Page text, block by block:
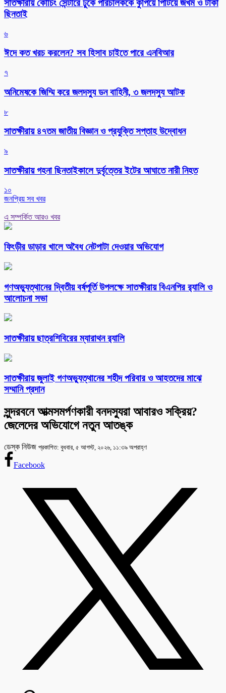
সাতক্ষীরায় কোচিং সেন্টারে ঢুকে পরিচালককে কুপিয়ে পিটিয়ে জখম ও টাকা
ছিনতাই
৬
ঈদে কত খরচ করলেন? সব হিসাব চাইতে পারে এনবিআর
৭
অনিমেষকে জিম্মি করে জলদস্যু ডন বাহিনী, ৩ জলদস্যু আটক
৮
সাতক্ষীরায় ৪৭তম জাতীয় বিজ্ঞান ও প্রযুক্তি সপ্তাহ উদ্বোধন
৯
সাতক্ষীরায় গহনা ছিনতাইকালে দুর্বৃত্তের ইটের আঘাতে নারী নিহত
১০
জনপ্রিয় সব খবর
এ সম্পর্কিত আরও খবর
ফিংড়ীর ডাড়ার খালে অবৈধ নেটপাটা দেওয়ার অভিযোগ
গণঅভ্যুত্থানের দ্বিতীয় বর্ষপূর্তি উপলক্ষে সাতক্ষীরায় বিএনপির র‌্যালি ও
আলোচনা সভা
সাতক্ষীরায় ছাত্রশিবিরের ম্যারাথন র‌্যালি
সাতক্ষীরায় জুলাই গণঅভ্যুত্থানের শহীদ পরিবার ও আহতদের মাঝে
সম্মানি প্রদান
সুন্দরবনে আত্মসমর্পণকারী বনদস্যুরা আবারও সক্রিয়?
জেলেদের অভিযোগে নতুন আতঙ্ক
ডেস্ক নিউজ প্রকাশিত: বুধবার, ৫ আগস্ট, ২০২৬, ১১:৩৯ অপরাহ্ণ
Facebook